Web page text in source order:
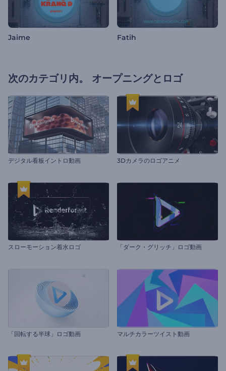
Jaime Fatih
次のカテゴリ内。 オープニングとロゴ
デジタル看板イントロ動画 3Dカメラのロゴアニメ
スローモーション着水ロゴ 「ダーク・グリッチ」ロゴ動画
「回転する半球」ロゴ動画 マルチカラーツイスト動画